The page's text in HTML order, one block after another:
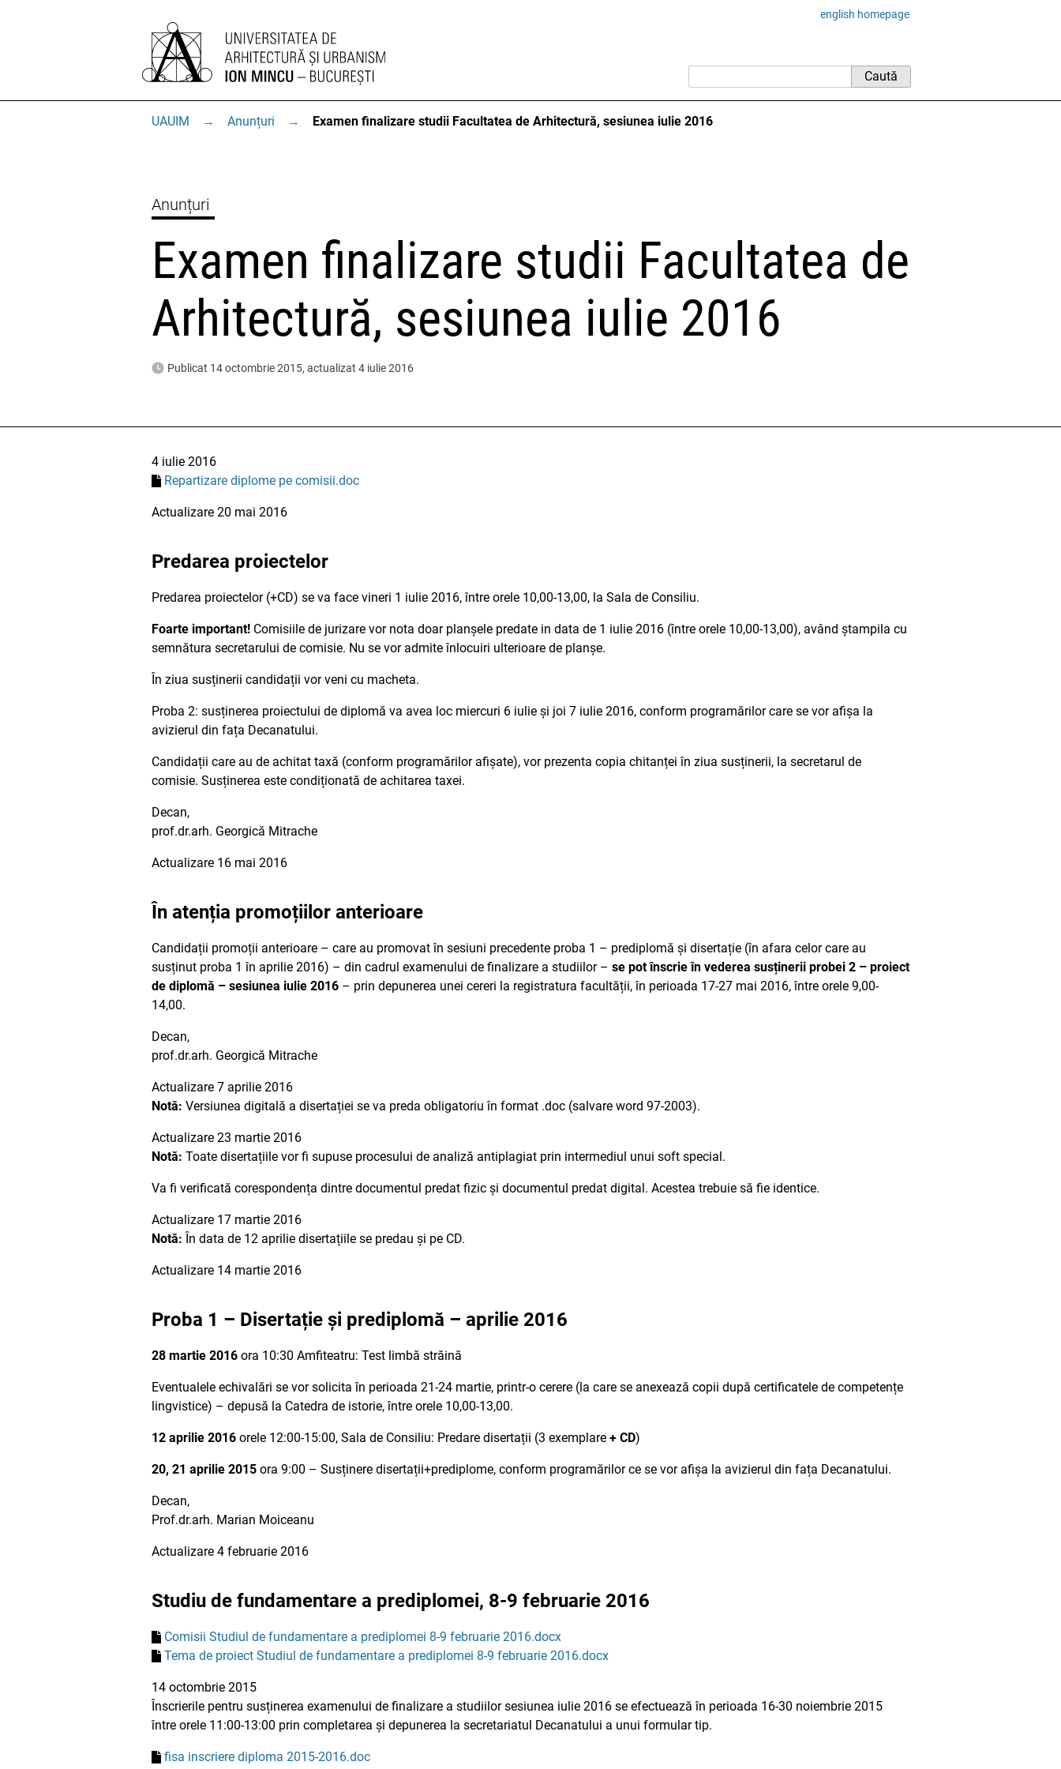
english homepage
UAUIM → Anunțuri → Examen finalizare studii Facultatea de Arhitectură, sesiunea iulie 2016
Anunțuri
Examen finalizare studii Facultatea de
Arhitectură, sesiunea iulie 2016
Publicat 14 octombrie 2015, actualizat 4 iulie 2016
4 iulie 2016
Repartizare diplome pe comisii.doc
Actualizare 20 mai 2016
Predarea proiectelor
Predarea proiectelor (+CD) se va face vineri 1 iulie 2016, între orele 10,00-13,00, la Sala de Consiliu.
Foarte important! Comisiile de jurizare vor nota doar planșele predate in data de 1 iulie 2016 (între orele 10,00-13,00), având ștampila cu
semnătura secretarului de comisie. Nu se vor admite înlocuiri ulterioare de planșe.
În ziua susținerii candidații vor veni cu macheta.
Proba 2: susținerea proiectului de diplomă va avea loc miercuri 6 iulie și joi 7 iulie 2016, conform programărilor care se vor afișa la
avizierul din fața Decanatului.
Candidații care au de achitat taxă (conform programărilor afișate), vor prezenta copia chitanței în ziua susținerii, la secretarul de
comisie. Susținerea este condiționată de achitarea taxei.
Decan,
prof.dr.arh. Georgică Mitrache
Actualizare 16 mai 2016
În atenția promoțiilor anterioare
Candidații promoții anterioare – care au promovat în sesiuni precedente proba 1 – prediplomă și disertație (în afara celor care au
susținut proba 1 în aprilie 2016) – din cadrul examenului de finalizare a studiilor – se pot înscrie în vederea susținerii probei 2 – proiect
de diplomă – sesiunea iulie 2016 – prin depunerea unei cereri la registratura facultății, în perioada 17-27 mai 2016, între orele 9,00-
14,00.
Decan,
prof.dr.arh. Georgică Mitrache
Actualizare 7 aprilie 2016
Notă: Versiunea digitală a disertației se va preda obligatoriu în format .doc (salvare word 97-2003).
Actualizare 23 martie 2016
Notă: Toate disertațiile vor fi supuse procesului de analiză antiplagiat prin intermediul unui soft special.
Va fi verificată corespondența dintre documentul predat fizic și documentul predat digital. Acestea trebuie să fie identice.
Actualizare 17 martie 2016
Notă: În data de 12 aprilie disertațiile se predau și pe CD.
Actualizare 14 martie 2016
Proba 1 – Disertație și prediplomă – aprilie 2016
28 martie 2016 ora 10:30 Amfiteatru: Test limbă străină
Eventualele echivalări se vor solicita în perioada 21-24 martie, printr-o cerere (la care se anexează copii după certificatele de competențe
lingvistice) – depusă la Catedra de istorie, între orele 10,00-13,00.
12 aprilie 2016 orele 12:00-15:00, Sala de Consiliu: Predare disertații (3 exemplare + CD)
20, 21 aprilie 2015 ora 9:00 – Susținere disertații+prediplome, conform programărilor ce se vor afișa la avizierul din fața Decanatului.
Decan,
Prof.dr.arh. Marian Moiceanu
Actualizare 4 februarie 2016
Studiu de fundamentare a prediplomei, 8-9 februarie 2016
Comisii Studiul de fundamentare a prediplomei 8-9 februarie 2016.docx
Tema de proiect Studiul de fundamentare a prediplomei 8-9 februarie 2016.docx
14 octombrie 2015
Înscrierile pentru susținerea examenului de finalizare a studiilor sesiunea iulie 2016 se efectuează în perioada 16-30 noiembrie 2015
între orele 11:00-13:00 prin completarea și depunerea la secretariatul Decanatului a unui formular tip.
fisa inscriere diploma 2015-2016.doc